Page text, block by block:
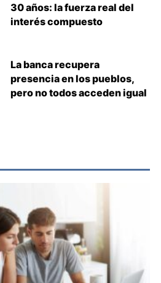
30 años: la fuerza real del
interés compuesto
La banca recupera
presencia en los pueblos,
pero no todos acceden igual